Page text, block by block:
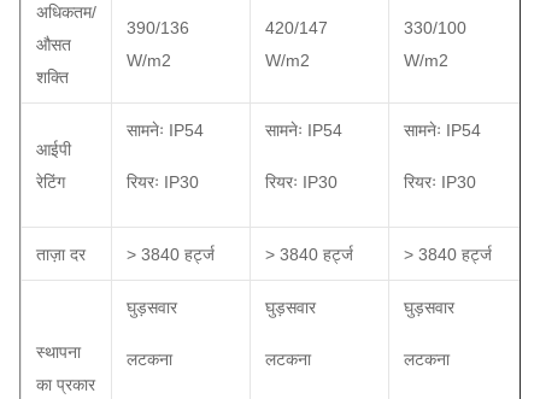
अधिकतम/
औसत
शक्ति
390/136
W/m2
420/147
W/m2
330/100
W/m2
आईपी
रेटिंग
सामनेः IP54
रियरः IP30
सामनेः IP54
रियरः IP30
सामनेः IP54
रियरः IP30
ताज़ा दर > 3840 हर्ट्ज > 3840 हर्ट्ज > 3840 हर्ट्ज
स्थापना
का प्रकार
घुड़सवार
लटकना
घुड़सवार
लटकना
घुड़सवार
लटकना